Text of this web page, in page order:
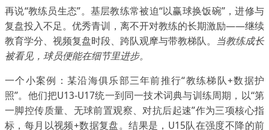
再说“教练员生态”。基层教练常被迫“以赢球换饭碗”，进修与
复盘投入不足。优秀青训，离不开对教练的长期激励——继续
教育学分、视频复盘时段、跨队观摩与带教梯队。
当教练成长
被看见，球员便能在细节里进步。
一个小案例：某沿海俱乐部三年前推行“教练梯队+数据护
照”。他们把U13-U17统一到同一技术词典与训练周期，以“第
一脚控传质量、无球前置观察、对抗后起速”作为三项核心指
标，每月以视频+数据复盘。结果是，U15队在强度不降的前